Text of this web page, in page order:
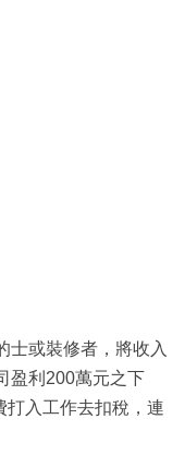
士或裝修者，將收入
盈利200萬元之下
打入工作去扣稅，連